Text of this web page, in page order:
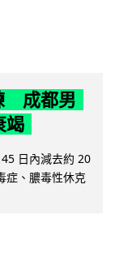
成都男
竭
日內減去約 20
症、膿毒性休克